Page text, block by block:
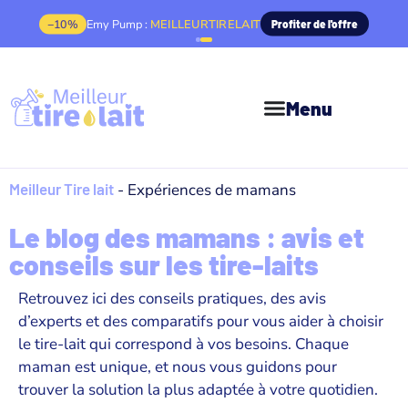
−10% Emy Pump : MEILLEURTIRELAIT Profiter de l'offre
Menu
Meilleur Tire lait - Expériences de mamans
Le blog des mamans : avis et
conseils sur les tire-laits
Retrouvez ici des conseils pratiques, des avis
d’experts et des comparatifs pour vous aider à choisir
le tire-lait qui correspond à vos besoins. Chaque
maman est unique, et nous vous guidons pour
trouver la solution la plus adaptée à votre quotidien.